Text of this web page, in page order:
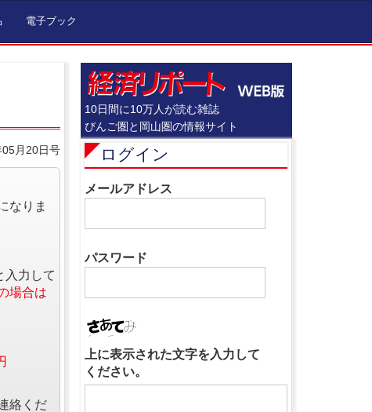
電子ブック
05月20日号
なりま
入力して
場合は
絡くだ
10日間に10万人が読む雑誌
びんご圏と岡山圏の情報サイト
ログイン
メールアドレス
パスワード
上に表示された文字を入力して
ください。